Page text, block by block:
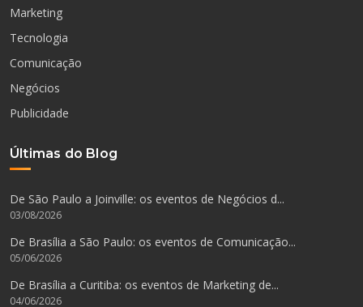
Marketing
Tecnologia
Comunicação
Negócios
Publicidade
Últimas do Blog
De São Paulo a Joinville: os eventos de Negócios d...
03/08/2026
De Brasília a São Paulo: os eventos de Comunicação...
05/06/2026
De Brasília a Curitiba: os eventos de Marketing de...
04/06/2026